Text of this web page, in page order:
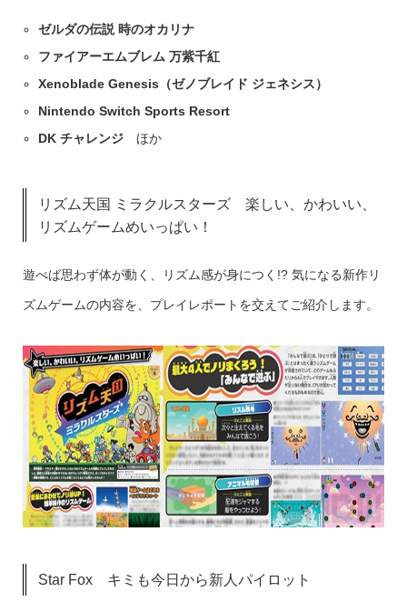
ゼルダの伝説 時のオカリナ
ファイアーエムブレム 万紫千紅
Xenoblade Genesis（ゼノブレイド ジェネシス）
Nintendo Switch Sports Resort
DK チャレンジ ほか
リズム天国 ミラクルスターズ 楽しい、かわいい、
リズムゲームめいっぱい！
遊べば思わず体が動く、リズム感が身につく!? 気になる新作リ
ズムゲームの内容を、プレイレポートを交えてご紹介します。
Star Fox キミも今日から新人パイロット